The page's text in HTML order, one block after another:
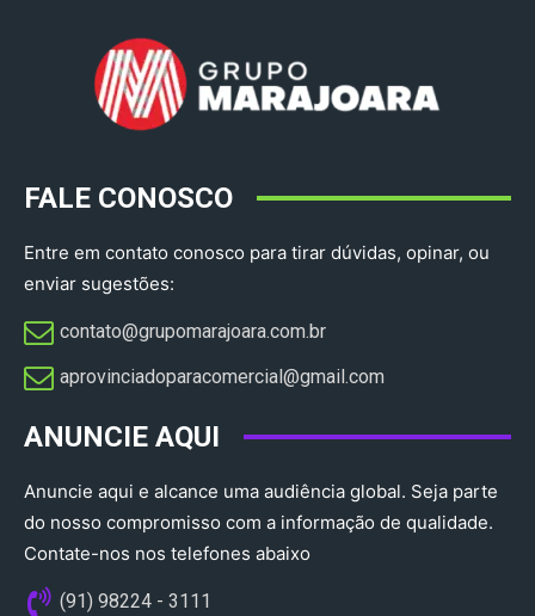
FALE CONOSCO
Entre em contato conosco para tirar dúvidas, opinar, ou
enviar sugestões:
contato@grupomarajoara.com.br
aprovinciadoparacomercial@gmail.com​
ANUNCIE AQUI
Anuncie aqui e alcance uma audiência global. Seja parte
do nosso compromisso com a informação de qualidade.
Contate-nos nos telefones abaixo
(91) 98224 - 3111